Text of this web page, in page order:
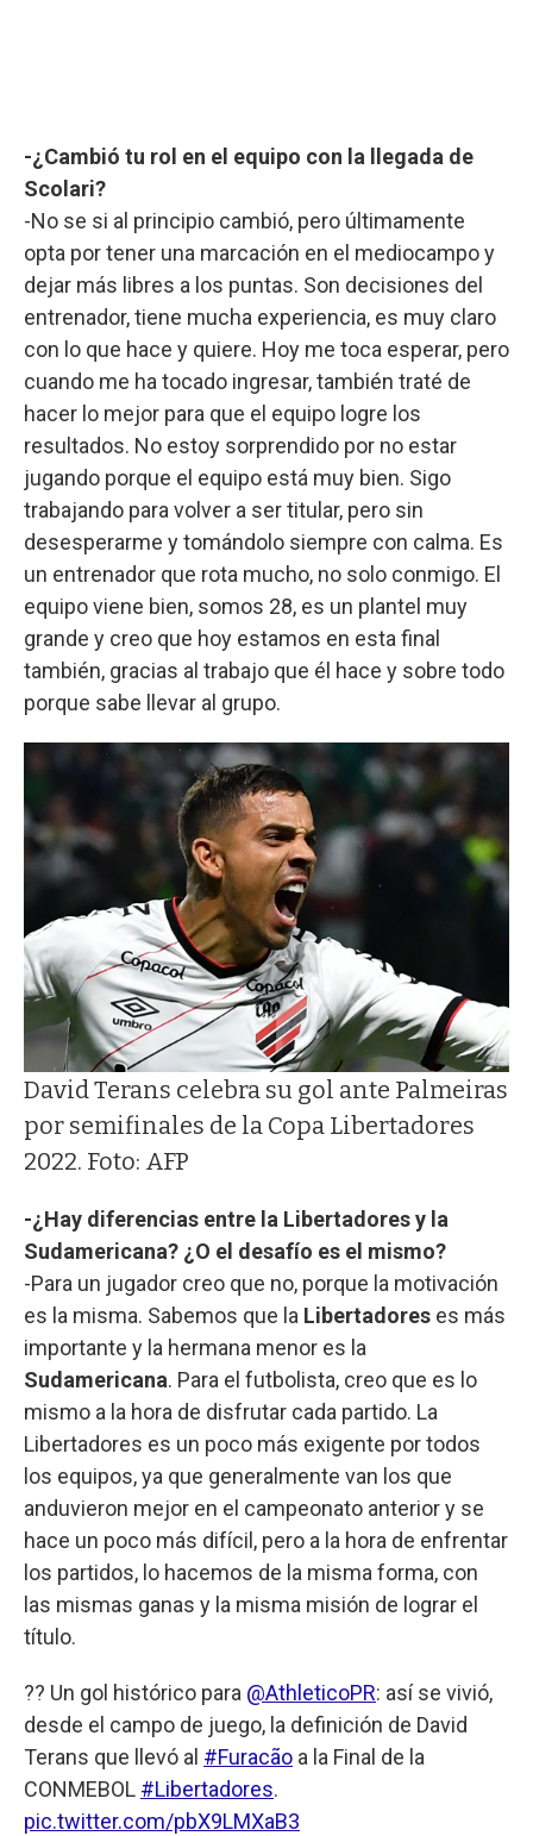
-¿Cambió tu rol en el equipo con la llegada de
Scolari?
-No se si al principio cambió, pero últimamente
opta por tener una marcación en el mediocampo y
dejar más libres a los puntas. Son decisiones del
entrenador, tiene mucha experiencia, es muy claro
con lo que hace y quiere. Hoy me toca esperar, pero
cuando me ha tocado ingresar, también traté de
hacer lo mejor para que el equipo logre los
resultados. No estoy sorprendido por no estar
jugando porque el equipo está muy bien. Sigo
trabajando para volver a ser titular, pero sin
desesperarme y tomándolo siempre con calma. Es
un entrenador que rota mucho, no solo conmigo. El
equipo viene bien, somos 28, es un plantel muy
grande y creo que hoy estamos en esta final
también, gracias al trabajo que él hace y sobre todo
porque sabe llevar al grupo.
David Terans celebra su gol ante Palmeiras
por semifinales de la Copa Libertadores
2022. Foto: AFP
-¿Hay diferencias entre la Libertadores y la
Sudamericana? ¿O el desafío es el mismo?
-Para un jugador creo que no, porque la motivación
es la misma. Sabemos que la Libertadores es más
importante y la hermana menor es la
Sudamericana. Para el futbolista, creo que es lo
mismo a la hora de disfrutar cada partido. La
Libertadores es un poco más exigente por todos
los equipos, ya que generalmente van los que
anduvieron mejor en el campeonato anterior y se
hace un poco más difícil, pero a la hora de enfrentar
los partidos, lo hacemos de la misma forma, con
las mismas ganas y la misma misión de lograr el
título.
?? Un gol histórico para @AthleticoPR: así se vivió,
desde el campo de juego, la definición de David
Terans que llevó al #Furacão a la Final de la
CONMEBOL #Libertadores.
pic.twitter.com/pbX9LMXaB3